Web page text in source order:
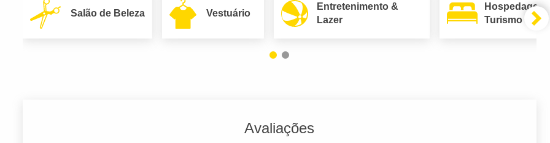
Salão de Beleza Vestuário
Entretenimento &
Lazer
Hospedagem
Turismo
Avaliações